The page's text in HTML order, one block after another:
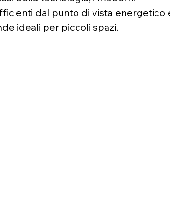
dal punto di vista energetico
ideali per piccoli spazi.